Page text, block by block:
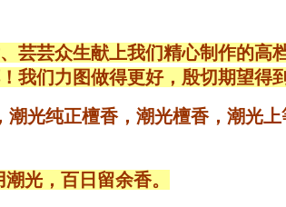
芸芸众生献上我们精心制作的
我们力图做得更好，殷切期望得
光纯正檀香，潮光檀香，潮光
光，百日留余香。